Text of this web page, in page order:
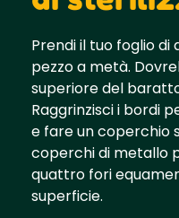
Prendi il tuo foglio di
pezzo a metà.
superiore del
Raggrinzisci i bordi
e fare un coperchio
coperchi di metallo
quattro fori
superficie.